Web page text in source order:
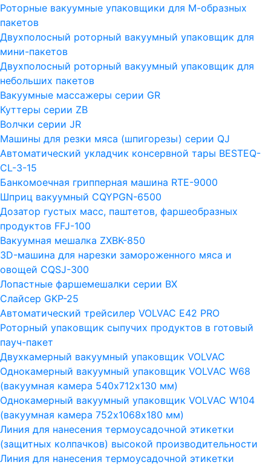
Роторные вакуумные упаковщики для М-образных
пакетов
Двухполосный роторный вакуумный упаковщик для
мини-пакетов
Двухполосный роторный вакуумный упаковщик для
небольших пакетов
Вакуумные массажеры серии GR
Куттеры серии ZB
Волчки серии JR
Машины для резки мяса (шпигорезы) серии QJ
Автоматический укладчик консервной тары BESTEQ-
CL-3-15
Банкомоечная грипперная машина RTE-9000
Шприц вакуумный CQYPGN-6500
Дозатор густых масс, паштетов, фаршеобразных
продуктов FFJ-100
Вакуумная мешалка ZXBK-850
3D-машина для нарезки замороженного мяса и
овощей CQSJ-300
Лопастные фаршемешалки серии ВХ
Слайсер GKP-25
Автоматический трейсилер VOLVAC E42 PRO
Роторный упаковщик сыпучих продуктов в готовый
пауч-пакет
Двухкамерный вакуумный упаковщик VOLVAC
Однокамерный вакуумный упаковщик VOLVAC W68
(вакуумная камера 540х712х130 мм)
Однокамерный вакуумный упаковщик VOLVAC W104
(вакуумная камера 752х1068х180 мм)
Линия для нанесения термоусадочной этикетки
(защитных колпачков) высокой производительности
Линия для нанесения термоусадочной этикетки